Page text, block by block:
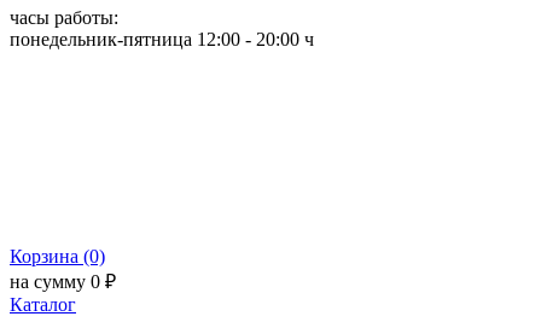
часы работы:
понедельник-пятница 12:00 - 20:00 ч
Корзина (0)
на сумму 0 ₽
Каталог